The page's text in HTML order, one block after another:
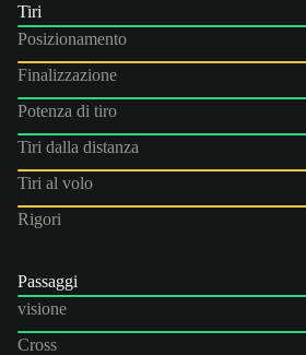
Tiri
Posizionamento
Finalizzazione
Potenza di tiro
Tiri dalla distanza
Tiri al volo
Rigori
Passaggi
visione
Cross